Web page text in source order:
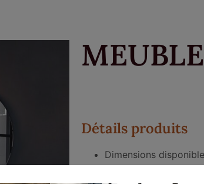
Détails produits
Dimensions
– L1400